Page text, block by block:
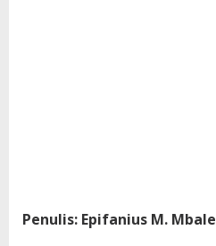
Penulis: Epifanius M. Mbale